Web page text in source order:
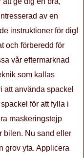
av en
instruktioner för dig!
och förberedd för
vår eftermarknad
som kallas
att använda spackel
för att fylla i
maskeringstejp
bilen. Nu sand eller
grov yta. Applicera